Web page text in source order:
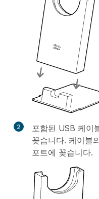
2
포함된 USB 케이
꽂습니다. 케이블
포트에 꽂습니다.